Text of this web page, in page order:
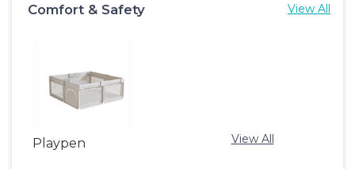
Comfort & Safety View All
Playpen View All